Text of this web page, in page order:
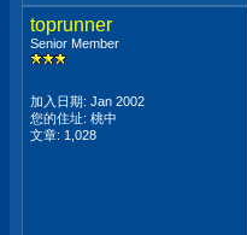
toprunner
Senior Member
加入日期: Jan 2002
您的住址: 桃中
文章: 1,028